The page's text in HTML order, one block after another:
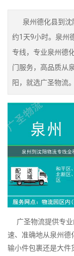
泉州德化县到沈
约1天9小时。泉州
专线，专业泉州德
门服务，高品质从
阳，就选广圣物流。
广圣物流提供专业
速、准确地从泉州德
输小件包裹还是大件